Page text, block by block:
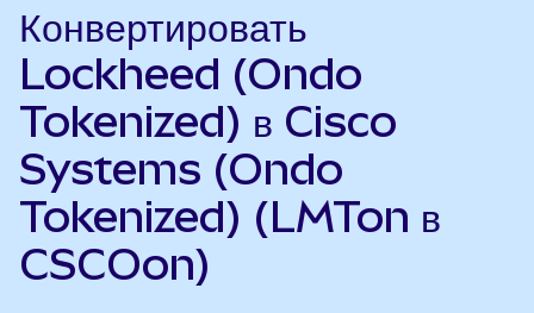
Конвертировать
Lockheed (Ondo
Tokenized) в Cisco
Systems (Ondo
Tokenized) (LMTon в
CSCOon)